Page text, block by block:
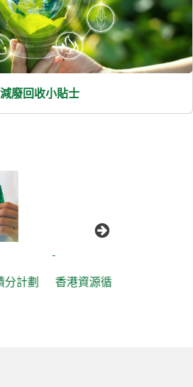
減廢回收小貼士
資源循環藍圖 2035